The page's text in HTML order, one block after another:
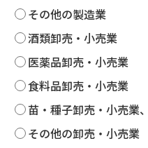
その他の製造業
酒類卸売・小売業
医薬品卸売・小売業
食料品卸売・小売業
苗・種子卸売・小売業
その他の卸売・小売業